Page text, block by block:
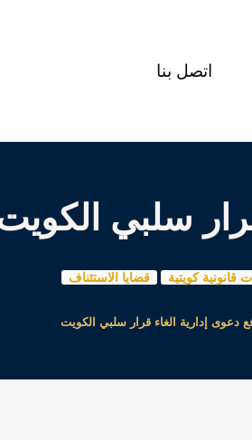
اتصل بنا
سلبي
قانونية كويتية قضايا الاستئناف
دعوى إدارية الغاء قرار سلبي الكويت